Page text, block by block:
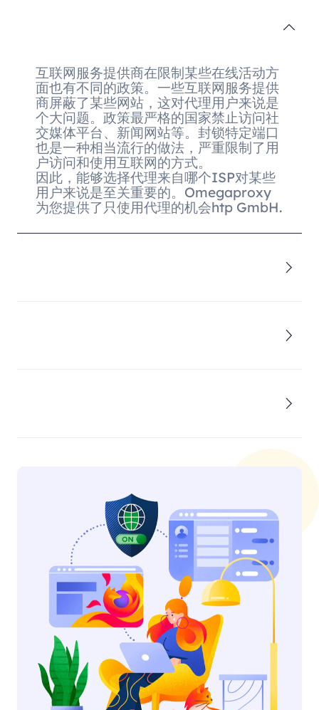
互联网服务提供商在限制某些在线活动方
面也有不同的政策。一些互联网服务提供
商屏蔽了某些网站，这对代理用户来说是
个大问题。政策最严格的国家禁止访问社
交媒体平台、新闻网站等。封锁特定端口
也是一种相当流行的做法，严重限制了用
户访问和使用互联网的方式。
因此，能够选择代理来自哪个ISP对某些
用户来说是至关重要的。Omegaproxy
为您提供了只使用代理的机会htp GmbH.